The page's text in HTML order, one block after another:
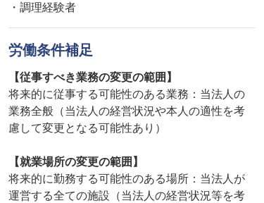
・調理経験者
労働条件補足
【従事すべき業務の変更の範囲】
将来的に従事する可能性のある業務：当法人の
業務全般（当法人の経営状況や本人の適性を考
慮して変更となる可能性あり）
【就業場所の変更の範囲】
将来的に勤務する可能性のある場所：当法人が
運営する全ての施設（当法人の経営状況等を考